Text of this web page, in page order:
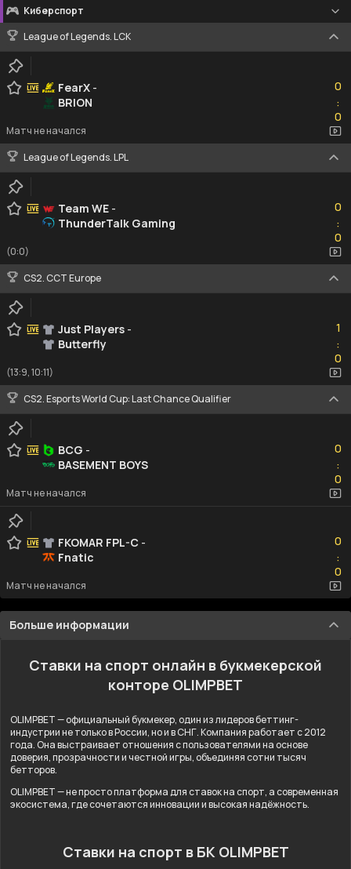
Киберспорт
League of Legends. LCK
FearX -
BRION
0
:0
0
Матч не начался
League of Legends. LPL
Team WE -
ThunderTalk Gaming
0
:0
0
(0:0)
CS2. CCT Europe
Just Players -
Butterfly
1
:0
0
(13:9, 10:11)
CS2. Esports World Cup: Last Chance Qualifier
BCG -
BASEMENT BOYS
0
:0
0
Матч не начался
FKOMAR FPL-C -
Fnatic
0
:0
0
Матч не начался
Больше информации
Ставки на спорт онлайн в букмекерской
конторе OLIMPBET
OLIMPBET — официальный букмекер, один из лидеров беттинг-
индустрии не только в России, но и в СНГ. Компания работает с 2012
года. Она выстраивает отношения с пользователями на основе
доверия, прозрачности и честной игры, объединяя сотни тысяч
бетторов.
OLIMPBET — не просто платформа для ставок на спорт, а современная
экосистема, где сочетаются инновации и высокая надёжность.
Ставки на спорт в БК OLIMPBET